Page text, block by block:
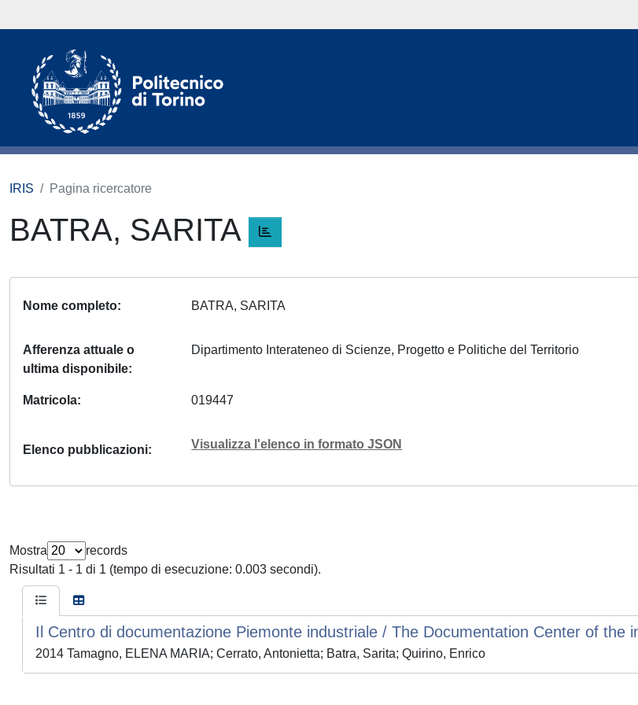
IRIS Pagina ricercatore
BATRA, SARITA
Nome completo BATRA, SARITA
Afferenza attuale o
ultima disponibile
Dipartimento Interateneo di Scienze, Progetto e Politiche del Territorio
Matricola 019447
Elenco pubblicazioni Visualizza l'elenco in formato JSON
Mostra
records
Risultati 1 - 1 di 1 (tempo di esecuzione: 0.003 secondi).
Il Centro di documentazione Piemonte industriale / The Documentation Center of the
2014 Tamagno, ELENA MARIA; Cerrato, Antonietta; Batra, Sarita; Quirino, Enrico